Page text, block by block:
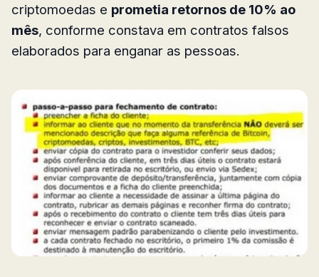
criptomoedas e prometia retornos de 10% ao
mês, conforme constava em contratos falsos
elaborados para enganar as pessoas.